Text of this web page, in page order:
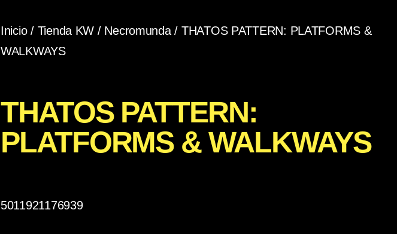
Inicio/ Tienda KW / Necromunda/ THATOS PATTERN: PLATFORMS &
WALKWAYS
THATOS PATTERN:
PLATFORMS & WALKWAYS
5011921176939